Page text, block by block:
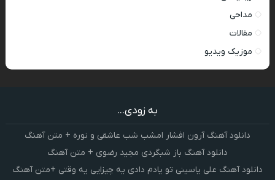
مداحی
مقالات
موزیک ویدیو
به زودی...
دانلود آهنگ آرون افشار امشب شب عاشقی و نوره + متن آهنگ
دانلود آهنگ باز شبگردی مجید رضوی + متن آهنگ
دانلود آهنگ علی یاسینی تو یادم دادی یه چیزایی یه وقتی +متن آهنگ